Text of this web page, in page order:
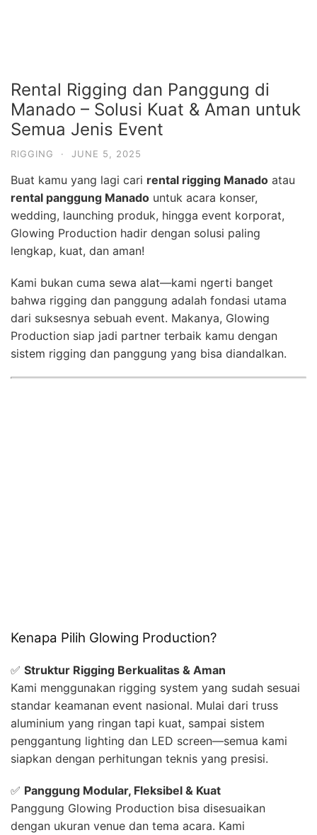
Rental Rigging dan Panggung di
Manado – Solusi Kuat & Aman untuk
Semua Jenis Event
RIGGING · JUNE 5, 2025
Buat kamu yang lagi cari rental rigging Manado atau
rental panggung Manado untuk acara konser,
wedding, launching produk, hingga event korporat,
Glowing Production hadir dengan solusi paling
lengkap, kuat, dan aman!
Kami bukan cuma sewa alat—kami ngerti banget
bahwa rigging dan panggung adalah fondasi utama
dari suksesnya sebuah event. Makanya, Glowing
Production siap jadi partner terbaik kamu dengan
sistem rigging dan panggung yang bisa diandalkan.
Kenapa Pilih Glowing Production?
✅ Struktur Rigging Berkualitas & Aman
Kami menggunakan rigging system yang sudah sesuai
standar keamanan event nasional. Mulai dari truss
aluminium yang ringan tapi kuat, sampai sistem
penggantung lighting dan LED screen—semua kami
siapkan dengan perhitungan teknis yang presisi.
✅ Panggung Modular, Fleksibel & Kuat
Panggung Glowing Production bisa disesuaikan
dengan ukuran venue dan tema acara. Kami